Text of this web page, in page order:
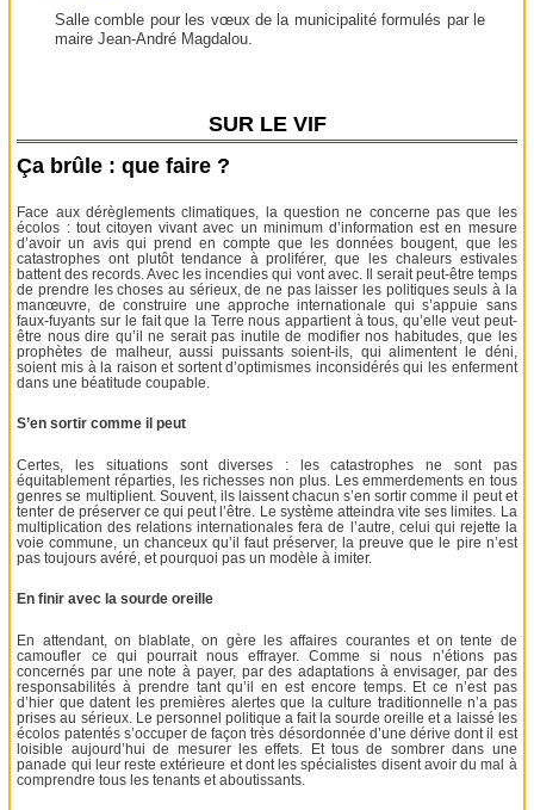
Salle comble pour les vœux de la municipalité formulés par le
maire Jean-André Magdalou.
SUR LE VIF
Ça brûle : que faire ?
Face aux dérèglements climatiques, la question ne concerne pas que les
écolos : tout citoyen vivant avec un minimum d’information est en mesure
d’avoir un avis qui prend en compte que les données bougent, que les
catastrophes ont plutôt tendance à proliférer, que les chaleurs estivales
battent des records. Avec les incendies qui vont avec. Il serait peut-être temps
de prendre les choses au sérieux, de ne pas laisser les politiques seuls à la
manœuvre, de construire une approche internationale qui s’appuie sans
faux-fuyants sur le fait que la Terre nous appartient à tous, qu’elle veut peut-
être nous dire qu’il ne serait pas inutile de modifier nos habitudes, que les
prophètes de malheur, aussi puissants soient-ils, qui alimentent le déni,
soient mis à la raison et sortent d’optimismes inconsidérés qui les enferment
dans une béatitude coupable.
S’en sortir comme il peut
Certes, les situations sont diverses : les catastrophes ne sont pas
équitablement réparties, les richesses non plus. Les emmerdements en tous
genres se multiplient. Souvent, ils laissent chacun s’en sortir comme il peut et
tenter de préserver ce qui peut l’être. Le système atteindra vite ses limites. La
multiplication des relations internationales fera de l’autre, celui qui rejette la
voie commune, un chanceux qu’il faut préserver, la preuve que le pire n’est
pas toujours avéré, et pourquoi pas un modèle à imiter.
En finir avec la sourde oreille
En attendant, on blablate, on gère les affaires courantes et on tente de
camoufler ce qui pourrait nous effrayer. Comme si nous n’étions pas
concernés par une note à payer, par des adaptations à envisager, par des
responsabilités à prendre tant qu’il en est encore temps. Et ce n’est pas
d’hier que datent les premières alertes que la culture traditionnelle n’a pas
prises au sérieux. Le personnel politique a fait la sourde oreille et a laissé les
écolos patentés s’occuper de façon très désordonnée d’une dérive dont il est
loisible aujourd’hui de mesurer les effets. Et tous de sombrer dans une
panade qui leur reste extérieure et dont les spécialistes disent avoir du mal à
comprendre tous les tenants et aboutissants.